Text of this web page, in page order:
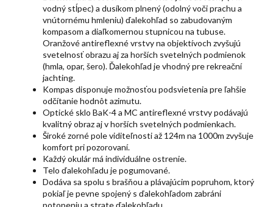
vodný stĺpec) a dusíkom plnený (odolný voči prachu a
vnútornému hmleniu) ďalekohľad so zabudovaným
kompasom a diaľkomernou stupnicou na tubuse.
Oranžové antireflexné vrstvy na objektívoch zvyšujú
svetelnosť obrazu aj za horších svetelných podmienok
(hmla, opar, šero). Ďalekohľad je vhodný pre rekreační
jachting.
Kompas disponuje možnosťou podsvietenia pre ľahšie
odčítanie hodnôt azimutu.
Optické sklo BaK-4 a MC antireflexné vrstvy podávajú
kvalitný obraz aj v horších svetelných podmienkach.
Široké zorné pole viditeľnosti až 124m na 1000m zvyšuje
komfort pri pozorovaní.
Každý okulár má individuálne ostrenie.
Telo ďalekohľadu je pogumované.
Dodáva sa spolu s brašňou a plávajúcim popruhom, ktorý
pokiaľ je pevne spojený s ďalekohľadom zabráni